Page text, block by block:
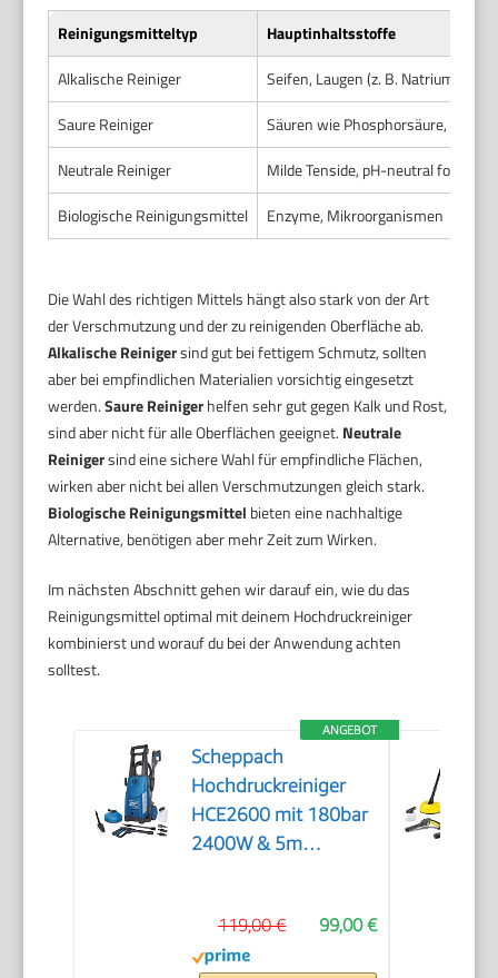
Reinigungsmitteltyp
Hauptinhaltsstoffe
Alkalische Reiniger
Seifen, Laugen (z. B.
Saure Reiniger
Säuren wie Phosphorsäure,
Neutrale Reiniger
Milde Tenside, pH-neutral
Biologische Reinigungsmittel
Enzyme, Mikroorganismen
Die Wahl des richtigen Mittels hängt also stark von der Art
der Verschmutzung und der zu reinigenden Oberfläche ab.
Alkalische Reinigersind gut bei fettigem Schmutz, sollten
aber bei empfindlichen Materialien vorsichtig eingesetzt
werden.Saure Reinigerhelfen sehr gut gegen Kalk und Rost,
sind aber nicht für alle Oberflächen geeignet. Neutrale
Reinigersind eine sichere Wahl für empfindliche Flächen,
wirken aber nicht bei allen Verschmutzungen gleich stark.
Biologische Reinigungsmittel bieten eine nachhaltige
Alternative, benötigen aber mehr Zeit zum Wirken.
Im nächsten Abschnitt gehen wir darauf ein, wie du das
Reinigungsmittel optimal mit deinem Hochdruckreiniger
kombinierst und worauf du bei der Anwendung achten
solltest.
ANGEBOT
Scheppach
Hochdruckreiniger
HCE2600 mit 180bar
2400W & 5m
99,00 €
119,00 €